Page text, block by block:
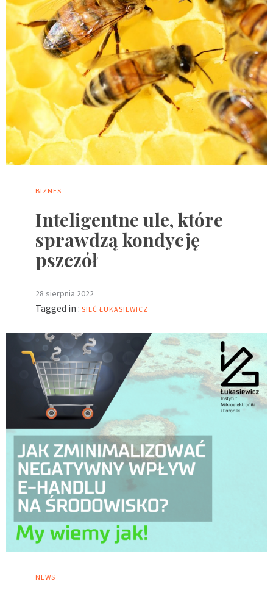
BIZNES
Inteligentne ule, które
sprawdzą kondycję
pszczół
28 sierpnia 2022
Tagged in : SIEĆ ŁUKASIEWICZ
NEWS